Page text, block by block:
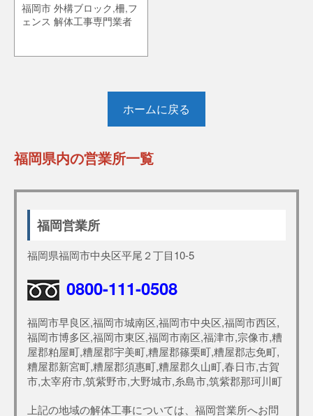
福岡市 外構ブロック,柵,フ
ェンス 解体工事専門業者
ホームに戻る
福岡県内の営業所一覧
福岡営業所
福岡県福岡市中央区平尾２丁目10-5
0800-111-0508
福岡市早良区,福岡市城南区,福岡市中央区,福岡市西区,
福岡市博多区,福岡市東区,福岡市南区,福津市,宗像市,糟
屋郡粕屋町,糟屋郡宇美町,糟屋郡篠栗町,糟屋郡志免町,
糟屋郡新宮町,糟屋郡須惠町,糟屋郡久山町,春日市,古賀
市,太宰府市,筑紫野市,大野城市,糸島市,筑紫郡那珂川町
上記の地域の解体工事については、福岡営業所へお問